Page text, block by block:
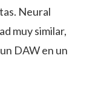
Neural
muy similar,
DAW en un